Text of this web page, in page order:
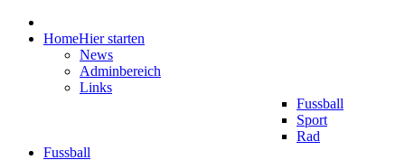
HomeHier starten
News
Adminbereich
Links
Fussball
Sport
Rad
Fussball